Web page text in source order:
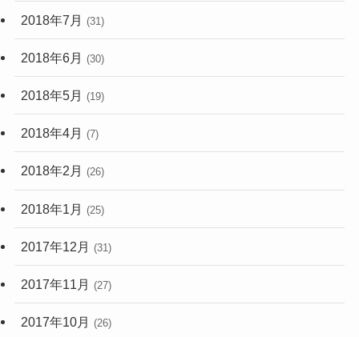
2018年7月 (31)
2018年6月 (30)
2018年5月 (19)
2018年4月 (7)
2018年2月 (26)
2018年1月 (25)
2017年12月 (31)
2017年11月 (27)
2017年10月 (26)